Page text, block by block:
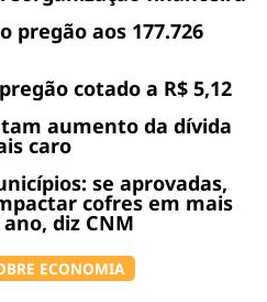
pregão aos 177.726
cotado a R$ 5,12
aumento da dívida
caro
se aprovadas,
cofres em mais
diz CNM
ECONOMIA